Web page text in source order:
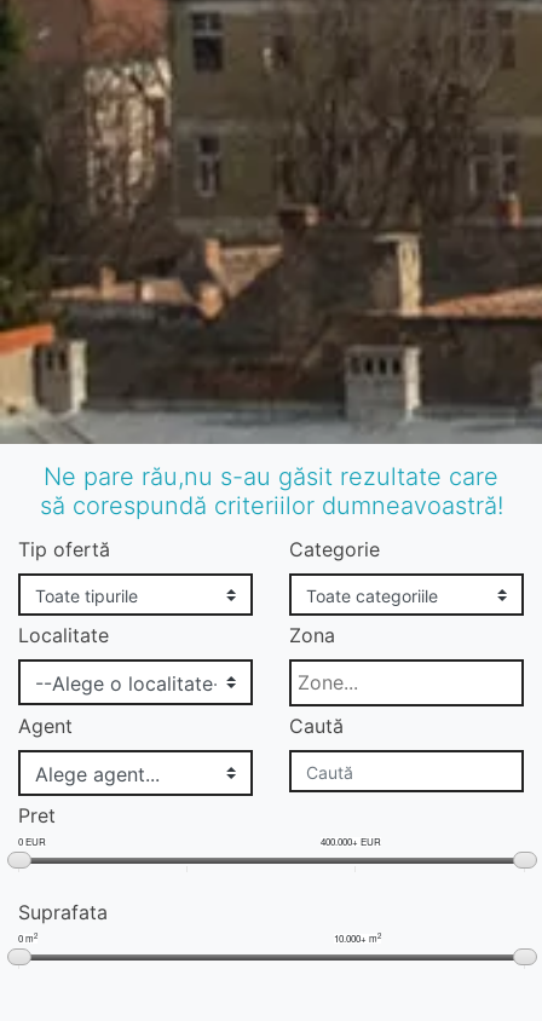
Ne pare rău,nu s-au găsit rezultate care
să corespundă criteriilor dumneavoastră!
Tip ofertă Categorie
Localitate Zona
Agent Caută
Pret
0 EUR 400.000+ EUR
Suprafata
0 m2 10.000+ m2